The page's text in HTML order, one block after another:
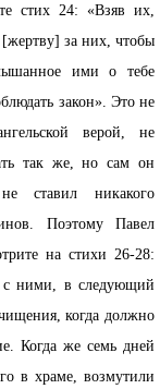
стих 24: «Взяв их,
за них, чтобы
ими о тебе
закон». Это не
верой, не
так же, но сам он
ставил никакого
Поэтому Павел
на стихи 26-28:
с ними, в следующий
когда должно
Когда же семь дней
в храме, возмутили